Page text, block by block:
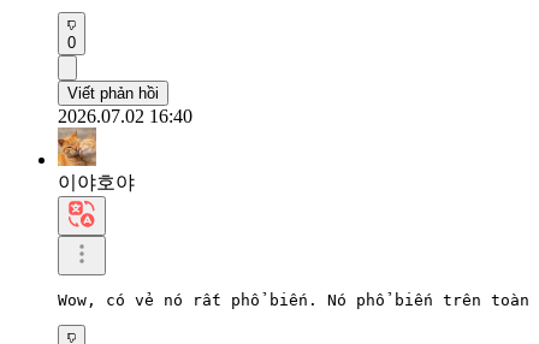
0
Viết phản hồi
2026.07.02 16:40
이야호야
Wow, có vẻ nó rất phổ biến. Nó phổ biến trên toàn